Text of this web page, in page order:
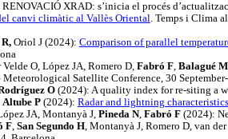
XRAD: s’inicia el procés
canvi climàtic al Vallès Oriental. Temps i Clima
Oriol J (2024): Comparison of parallel
O, López JA, Romero D, Fabró F, Balagué M
Satellite Conference, 30
O(2024): A quality index for re-siting a
Altube P(2024): Radar and lightning
JA, Montanyà J, Pineda N, Fabró F(2024):
F, San Segundo H, Montanyà J, Romero D, van